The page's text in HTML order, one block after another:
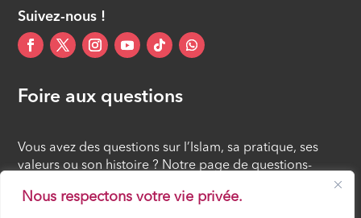
Nous respectons votre vie privée.
Suivez-nous !
Foire aux questions
Vous avez des questions sur l’Islam, sa pratique, ses
valeurs ou son histoire ? Notre page de questions-
réponses rassemble des réponses claires et accessibles
à tous, croyants ou simples curieux.